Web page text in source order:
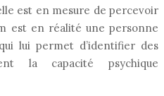
est en mesure de percevoir
est en réalité une personne
lui permet d’identifier des
la capacité psychique